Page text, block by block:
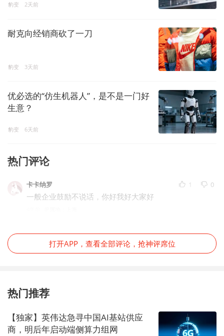
豹变 2天前
耐克向经销商砍了一刀
豹变 3天前
优必选的“仿生机器人”，是不是一门好
生意？
豹变 6天前
热门评论
卡卡纳罗 1 0
一般企业鼓励不说话，你好我好大家好
打开APP，查看全部评论，抢神评席位
热门推荐
【独家】英伟达急寻中国AI基站供应
商，明后年启动端侧算力组网